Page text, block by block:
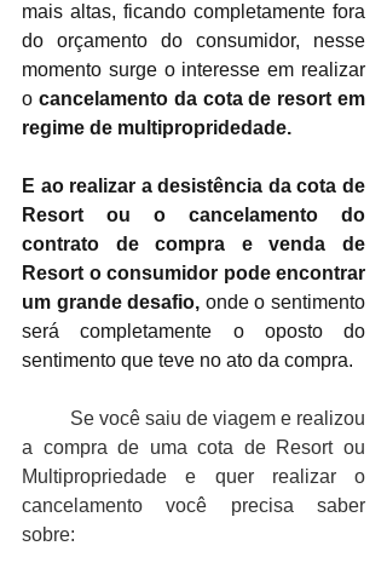
mais altas, ficando completamente fora
do orçamento do consumidor, nesse
momento surge o interesse em realizar
o cancelamento da cota de resort em
regime de multipropridedade.
E ao realizar a desistência da cota de
Resort ou o cancelamento do
contrato de compra e venda de
Resort o consumidor pode encontrar
um grande desafio, onde o sentimento
será completamente o oposto do
sentimento que teve no ato da compra.
Se você saiu de viagem e realizou
a compra de uma cota de Resort ou
Multipropriedade e quer realizar o
cancelamento você precisa saber
sobre: